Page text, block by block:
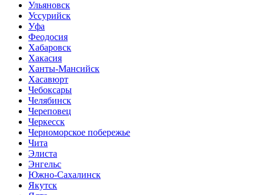
Ульяновск
Уссурийск
Уфа
Феодосия
Хабаровск
Хакасия
Ханты-Мансийск
Хасавюрт
Чебоксары
Челябинск
Череповец
Черкесск
Черноморское побережье
Чита
Элиста
Энгельс
Южно-Сахалинск
Якутск